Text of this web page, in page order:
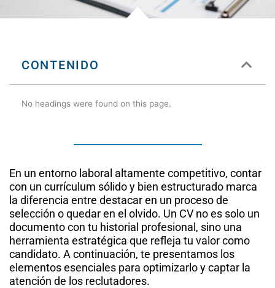
CONTENIDO
No headings were found on this page.
En un entorno laboral altamente competitivo, contar
con un currículum sólido y bien estructurado marca
la diferencia entre destacar en un proceso de
selección o quedar en el olvido. Un CV no es solo un
documento con tu historial profesional, sino una
herramienta estratégica que refleja tu valor como
candidato. A continuación, te presentamos los
elementos esenciales para optimizarlo y captar la
atención de los reclutadores.